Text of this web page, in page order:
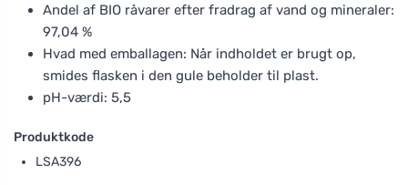
Andel af BIO råvarer efter fradrag af vand og mineraler:
97,04 %
Hvad med emballagen: Når indholdet er brugt op,
smides flasken i den gule beholder til plast.
pH-værdi: 5,5
Produktkode
LSA396